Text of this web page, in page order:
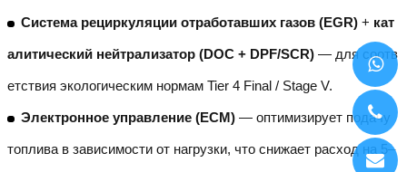
Система рециркуляции отработавших газов (EGR) + кат
алитический нейтрализатор (DOC + DPF/SCR) — для соотв
етствия экологическим нормам Tier 4 Final / Stage V.
Электронное управление (ECM) — оптимизирует подачу
топлива в зависимости от нагрузки, что снижает расход на 5–